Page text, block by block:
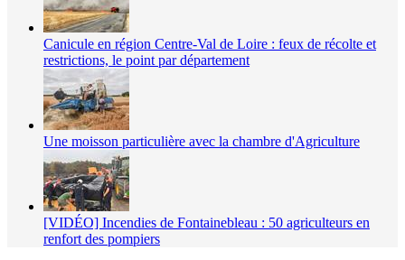
Canicule en région Centre-Val de Loire : feux de récolte et
restrictions, le point par département
Une moisson particulière avec la chambre d'Agriculture
[VIDÉO] Incendies de Fontainebleau : 50 agriculteurs en
renfort des pompiers